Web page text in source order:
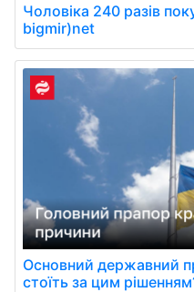
Чоловіка 240 разів
bigmir)net
Основний державний
стоїть за цим